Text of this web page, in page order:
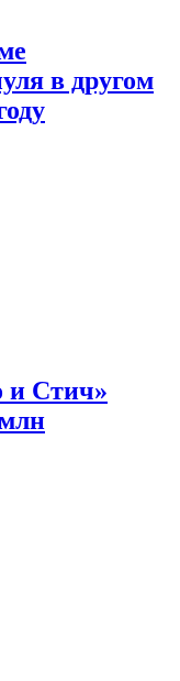
в другом
и Стич»